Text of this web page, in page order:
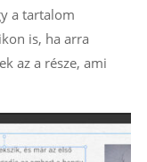
a tartalom
is, ha arra
az a része, ami